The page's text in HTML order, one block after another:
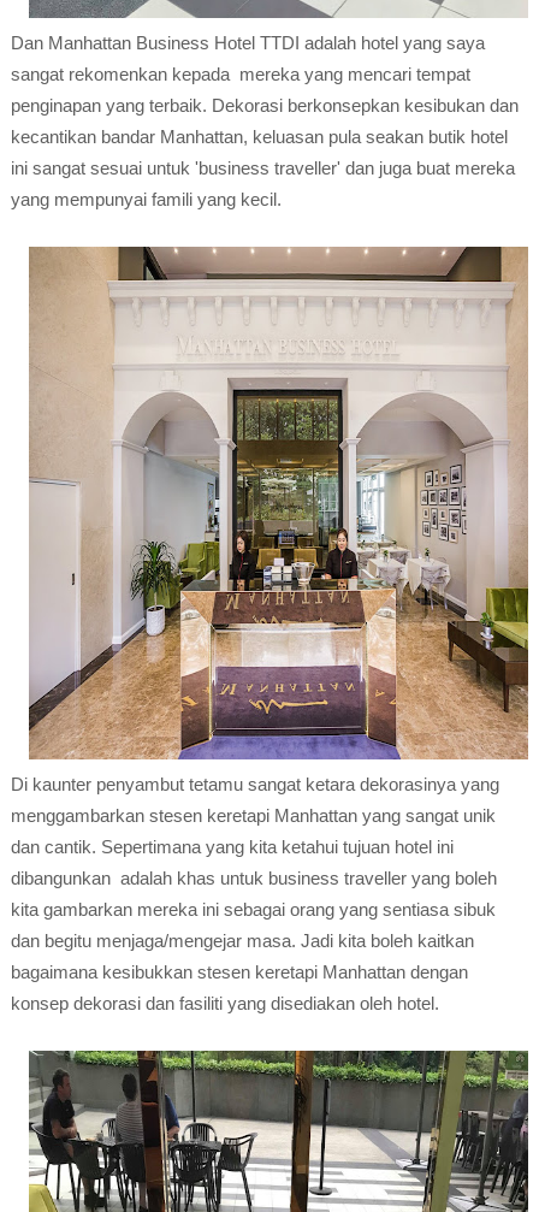
Dan Manhattan Business Hotel TTDI adalah hotel yang saya
sangat rekomenkan kepada mereka yang mencari tempat
penginapan yang terbaik. Dekorasi berkonsepkan kesibukan dan
kecantikan bandar Manhattan, keluasan pula seakan butik hotel
ini sangat sesuai untuk 'business traveller' dan juga buat mereka
yang mempunyai famili yang kecil.
Di kaunter penyambut tetamu sangat ketara dekorasinya yang
menggambarkan stesen keretapi Manhattan yang sangat unik
dan cantik. Sepertimana yang kita ketahui tujuan hotel ini
dibangunkan adalah khas untuk business traveller yang boleh
kita gambarkan mereka ini sebagai orang yang sentiasa sibuk
dan begitu menjaga/mengejar masa. Jadi kita boleh kaitkan
bagaimana kesibukkan stesen keretapi Manhattan dengan
konsep dekorasi dan fasiliti yang disediakan oleh hotel.